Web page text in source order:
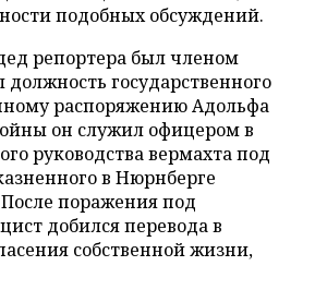
подобных обсуждений.
репортера был членом
государственного
распоряжению Адольфа
он служил офицером в
руководства вермахта под
в Нюрнберге
поражения под
добился перевода в
собственной жизни,